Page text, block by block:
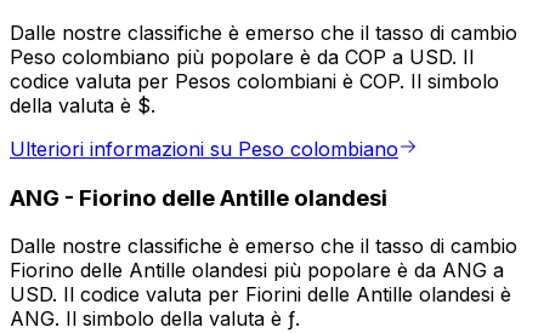
Dalle nostre classifiche è emerso che il tasso di cambio
Peso colombiano più popolare è da COP a USD. Il
codice valuta per Pesos colombiani è COP. Il simbolo
della valuta è $.
Ulteriori informazioni su Peso colombiano
ANG - Fiorino delle Antille olandesi
Dalle nostre classifiche è emerso che il tasso di cambio
Fiorino delle Antille olandesi più popolare è da ANG a
USD. Il codice valuta per Fiorini delle Antille olandesi è
ANG. Il simbolo della valuta è ƒ.